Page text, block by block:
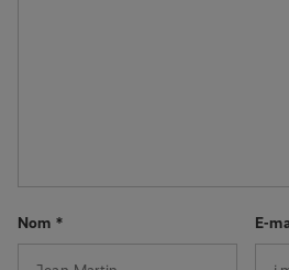
Nom * E-